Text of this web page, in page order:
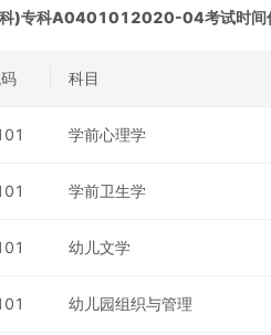
)专科A0401012020-04考试时间
科目
学前心理学
学前卫生学
幼儿文学
幼儿园组织与管理